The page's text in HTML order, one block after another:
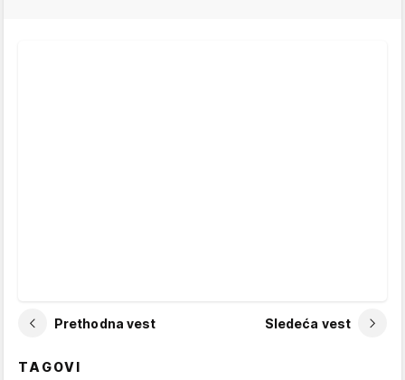
Prethodna vest Sledeća vest
TAGOVI